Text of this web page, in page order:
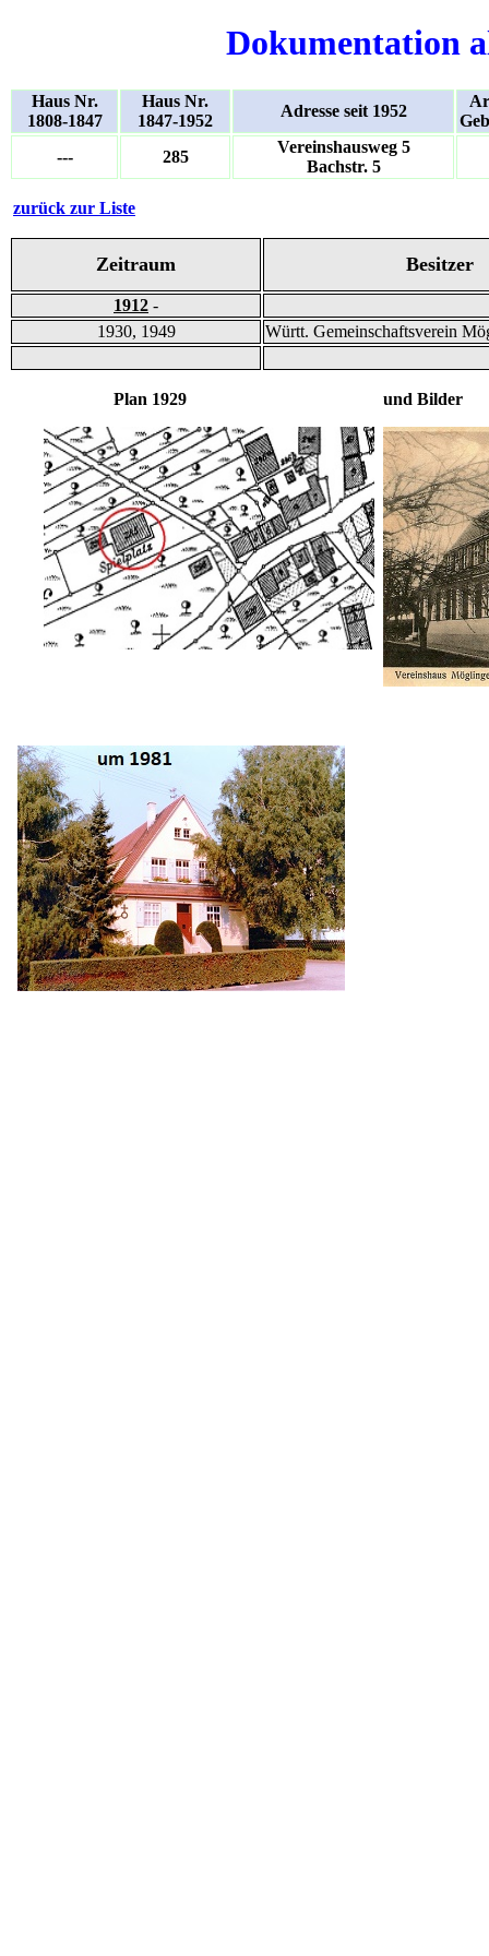
Dokumentation
Haus Nr.
1808-1847
Haus Nr.
1847-1952
Adresse seit 1952
---
285
Vereinshausweg 5
Bachstr. 5
zurück zur Liste
Zeitraum Besitzer
1912 -
1930, 1949
Württ. Gemeinschaftsverein
Plan 1929 und Bilder